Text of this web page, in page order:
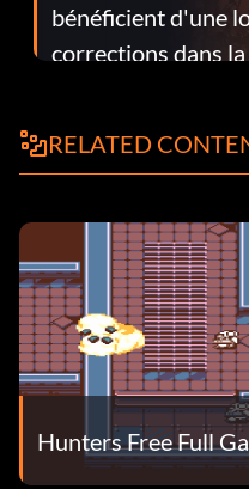
bénéficient d'une
corrections dans
RELATED
Hunters Free Full